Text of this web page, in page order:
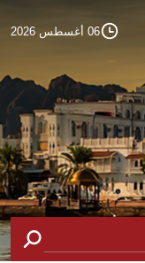
06 أغسطس 2026